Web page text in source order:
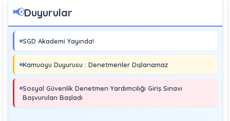
Boray UĞRAŞ
Soma ve Ermenek’te Meydana Gelen Kazalar Büyük
Endüstriyel Kaza Sayılmakta Mıdır?
Sosyal Güvenlik Denetmeni
Kayıt Dışı İstihdamla Mücadeleye Farklı Bir Yaklaşım
📢Duyurular
SGD Akademi Yayında!
Kamuoyu Duyurusu : Denetmenler Dışlanamaz
Sosyal Güvenlik Denetmen Yardımcılığı Giriş Sınavı
Başvuruları Başladı